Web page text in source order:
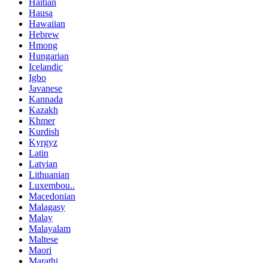
Haitian
Hausa
Hawaiian
Hebrew
Hmong
Hungarian
Icelandic
Igbo
Javanese
Kannada
Kazakh
Khmer
Kurdish
Kyrgyz
Latin
Latvian
Lithuanian
Luxembou..
Macedonian
Malagasy
Malay
Malayalam
Maltese
Maori